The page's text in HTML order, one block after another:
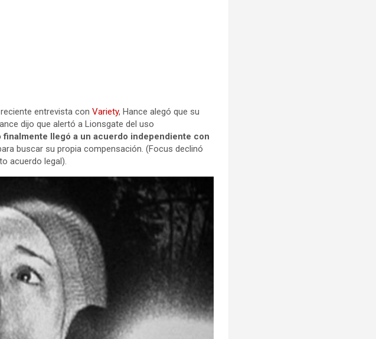
reciente entrevista conVariety, Hance alegó que su
dijo que alertó a Lionsgate del uso
finalmente llegó a un acuerdo independiente con
buscar su propia compensación. (Focus declinó
acuerdo legal).